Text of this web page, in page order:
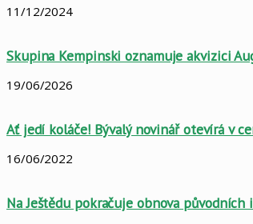
11/12/2024
Skupina Kempinski oznamuje akvizici
19/06/2026
Ať jedí koláče! Bývalý novinář otevírá v
16/06/2022
Na Ještědu pokračuje obnova